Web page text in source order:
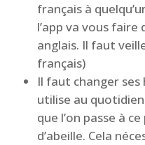
français à
l’app va vous faire
anglais. Il faut
français)
Il faut changer ses
utilise au
que l’on passe à
d’abeille. Cela